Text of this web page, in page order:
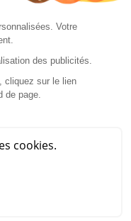
Votre
des publicités.
cliquez sur le lien
de page.
cookies.
Cependant, nous
un Full body
body puis la
SUIVRE
MUSCLE
la croissance
consommez. La
met l'accent